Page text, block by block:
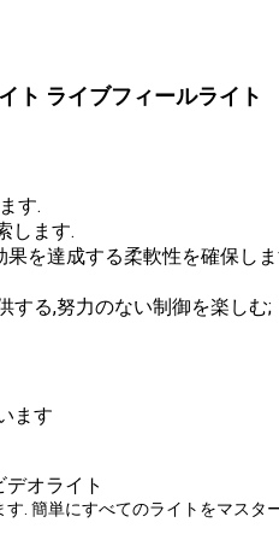
ト ライブフィールライト
す.
します.
を達成する柔軟性を確保し
する,努力のない制御を楽しむ;
ます
オライト
. 簡単にすべてのライトをマスタ